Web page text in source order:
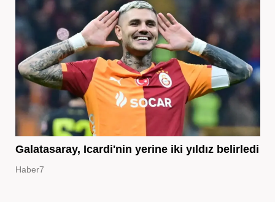
Galatasaray, Icardi'nin yerine iki yıldız belirledi
Haber7